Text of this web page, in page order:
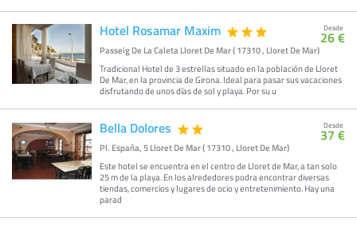
Hotel Rosamar Maxim
Passeig De La Caleta Lloret De Mar ( 17310 , Lloret De Mar)
Tradicional Hotel de 3 estrellas situado en la población de Lloret
De Mar, en la provincia de Girona. Ideal para pasar sus vacaciones
disfrutando de unos días de sol y playa. Por su u
Desde
26 €
Bella Dolores
Pl. España, 5 Lloret De Mar ( 17310 , Lloret De Mar)
Este hotel se encuentra en el centro de Lloret de Mar, a tan solo
25 m de la playa. En los alrededores podra encontrar diversas
tiendas, comercios y lugares de ocio y entretenimiento. Hay una
parad
Desde
37 €